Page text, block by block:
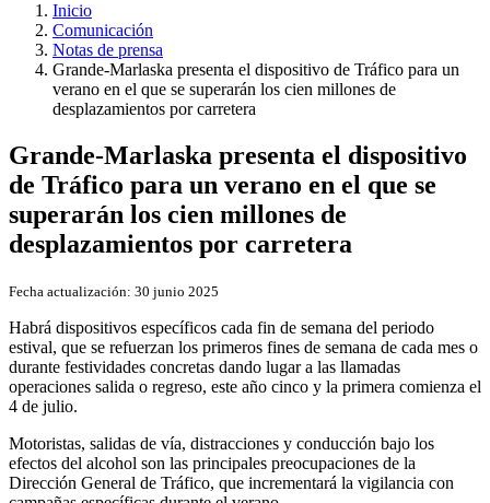
Inicio
Comunicación
Notas de prensa
Grande-Marlaska presenta el dispositivo de Tráfico para un
verano en el que se superarán los cien millones de
desplazamientos por carretera
Grande-Marlaska presenta el dispositivo
de Tráfico para un verano en el que se
superarán los cien millones de
desplazamientos por carretera
Fecha actualización: 30 junio 2025
Habrá dispositivos específicos cada fin de semana del periodo
estival, que se refuerzan los primeros fines de semana de cada mes o
durante festividades concretas dando lugar a las llamadas
operaciones salida o regreso, este año cinco y la primera comienza el
4 de julio.
Motoristas, salidas de vía, distracciones y conducción bajo los
efectos del alcohol son las principales preocupaciones de la
Dirección General de Tráfico, que incrementará la vigilancia con